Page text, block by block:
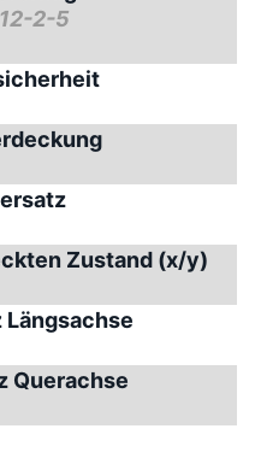
2-5
Zustand (x/y)
Querachse